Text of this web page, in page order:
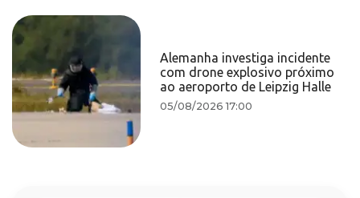
Alemanha investiga incidente
com drone explosivo próximo
ao aeroporto de Leipzig Halle
05/08/2026 17:00